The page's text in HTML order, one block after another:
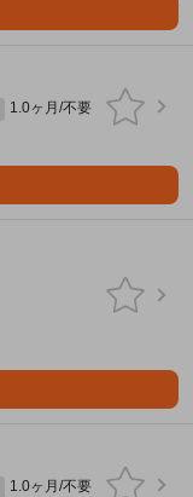
1.0ヶ月/不要
1.0ヶ月/不要